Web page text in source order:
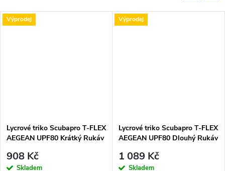
Výprodej
Lycrové triko Scubapro T-FLEX
AEGEAN UPF80 Krátký Rukáv
908 Kč
Skladem
Výprodej
Lycrové triko Scubapro T-FLEX
AEGEAN UPF80 Dlouhý Rukáv
1 089 Kč
Skladem